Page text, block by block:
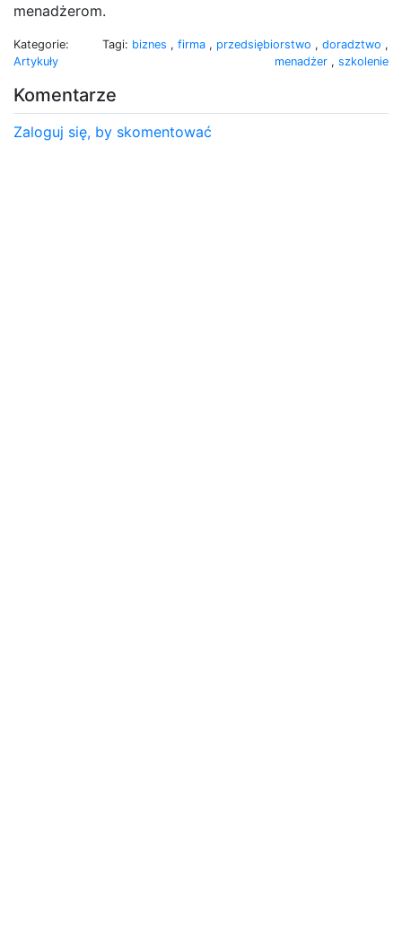
menadżerom.
Kategorie:
Artykuły
Tagi: biznes , firma , przedsiębiorstwo , doradztwo ,
menadżer , szkolenie
Komentarze
Zaloguj się, by skomentować